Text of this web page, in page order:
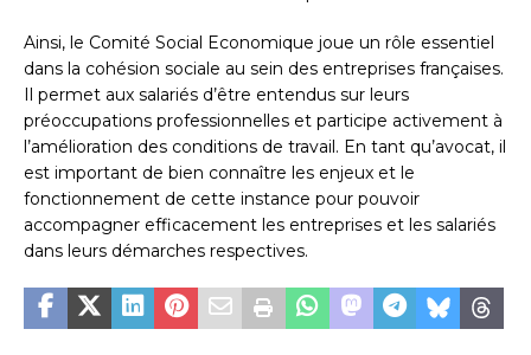
Ainsi, le Comité Social Economique joue un rôle essentiel
dans la cohésion sociale au sein des entreprises françaises.
Il permet aux salariés d’être entendus sur leurs
préoccupations professionnelles et participe activement à
l’amélioration des conditions de travail. En tant qu’avocat, il
est important de bien connaître les enjeux et le
fonctionnement de cette instance pour pouvoir
accompagner efficacement les entreprises et les salariés
dans leurs démarches respectives.